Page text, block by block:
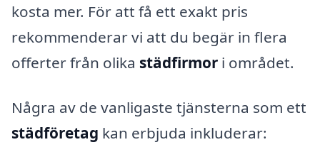
kosta mer. För att få ett exakt pris
rekommenderar vi att du begär in flera
offerter från olika städfirmor i området.
Några av de vanligaste tjänsterna som ett
städföretag kan erbjuda inkluderar: